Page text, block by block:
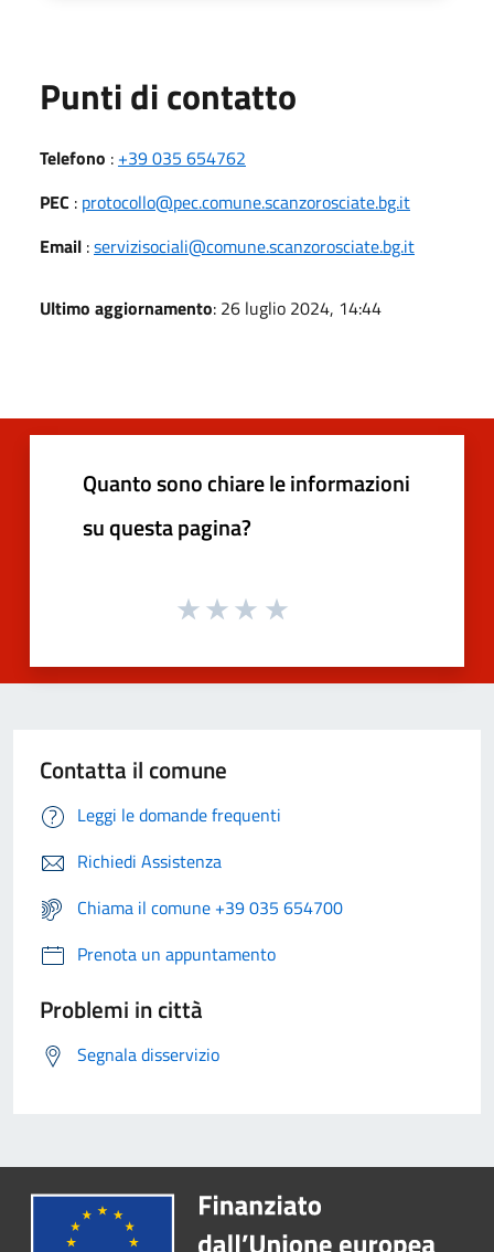
Punti di contatto
Telefono : +39 035 654762
PEC : protocollo@pec.comune.scanzorosciate.bg.it
Email :servizisociali@comune.scanzorosciate.bg.it
Ultimo aggiornamento: 26 luglio 2024, 14:44
Quanto sono chiare le informazioni
su questa pagina?
Contatta il comune
Leggi le domande frequenti
Richiedi Assistenza
Chiama il comune +39 035 654700
Prenota un appuntamento
Problemi in città
Segnala disservizio